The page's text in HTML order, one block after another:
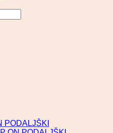
PODALJŠKI